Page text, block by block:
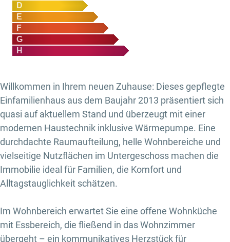
D
E
F
G
H
Willkommen in Ihrem neuen Zuhause: Dieses gepflegte
Einfamilienhaus aus dem Baujahr 2013 präsentiert sich
quasi auf aktuellem Stand und überzeugt mit einer
modernen Haustechnik inklusive Wärmepumpe. Eine
durchdachte Raumaufteilung, helle Wohnbereiche und
vielseitige Nutzflächen im Untergeschoss machen die
Immobilie ideal für Familien, die Komfort und
Alltagstauglichkeit schätzen.
Im Wohnbereich erwartet Sie eine offene Wohnküche
mit Essbereich, die fließend in das Wohnzimmer
übergeht – ein kommunikatives Herzstück für